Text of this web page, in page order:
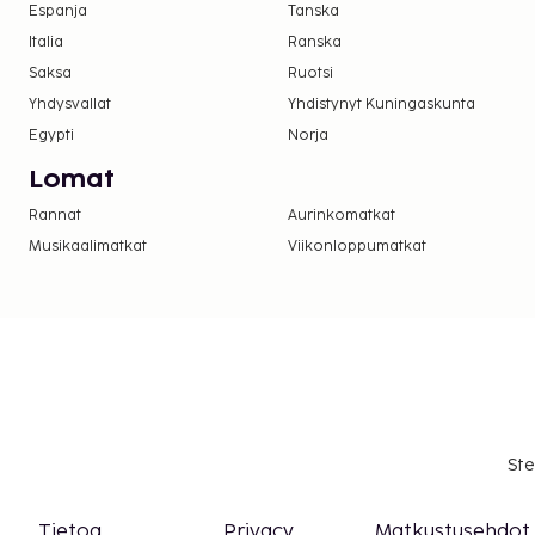
Espanja Tanska
Italia
Ranska
Saksa
Ruotsi
Yhdysvallat
Yhdistynyt Kuningaskunta
Egypti
Norja
Lomat
Rannat Aurinkomatkat
Musikaalimatkat
Viikonloppumatkat